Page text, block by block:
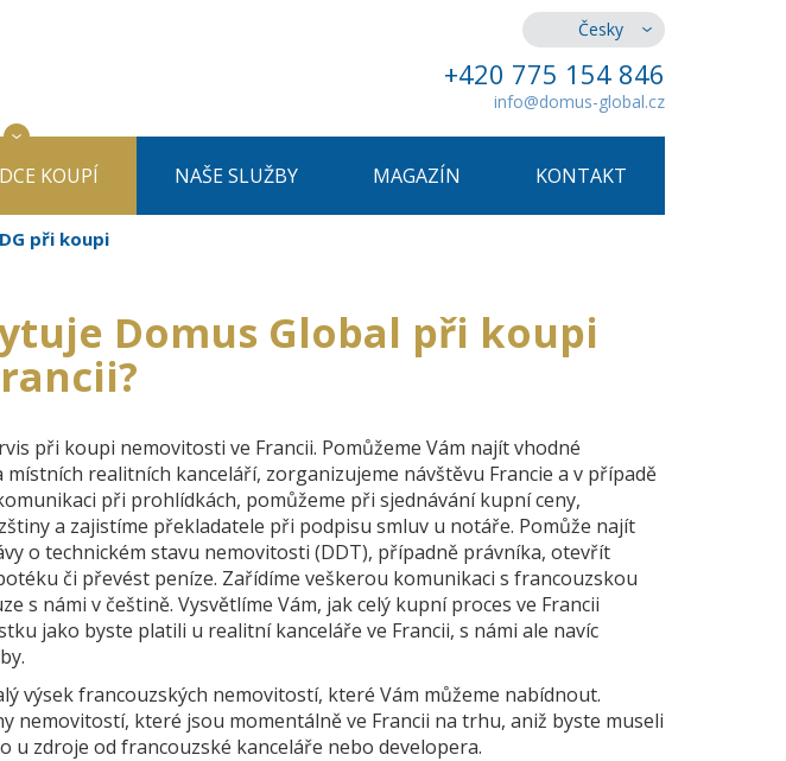
Česky
+420 775 154 846
info@domus-global.cz
KOUPÍ NAŠE SLUŽBY MAGAZÍN KONTAKT
při koupi
Domus Global při koupi
při koupi nemovitosti ve Francii. Pomůžeme Vám najít vhodné
realitních kanceláří, zorganizujeme návštěvu Francie a v případě
při prohlídkách, pomůžeme při sjednávání kupní ceny,
a zajistíme překladatele při podpisu smluv u notáře. Pomůže najít
o technickém stavu nemovitosti (DDT), případně právníka, otevřít
či převést peníze. Zařídíme veškerou komunikaci s francouzskou
s námi v češtině. Vysvětlíme Vám, jak celý kupní proces ve Francii
jako byste platili u realitní kanceláře ve Francii, s námi ale navíc
výsek francouzských nemovitostí, které Vám můžeme nabídnout.
nemovitostí, které jsou momentálně ve Francii na trhu, aniž byste museli
u zdroje od francouzské kanceláře nebo developera.